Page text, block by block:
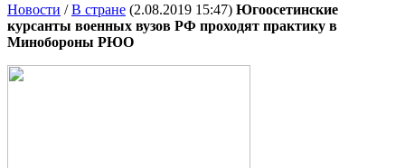
Новости /В стране (2.08.2019 15:47) Югоосетинские
курсанты военных вузов РФ проходят практику в
Минобороны РЮО